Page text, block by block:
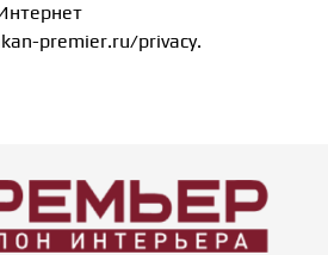
premier.ru/privacy.